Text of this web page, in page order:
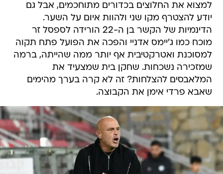
למצוא את החלוצים בכדורים מתוחכמים, אבל גם
יודע להצטרף מקו שני ולהוות איום על השער.
הדינמיות של הקשר בן ה-22 הורידה לספסל זר
מוכח כמו ג'יימס אדניי והפכה את הפועל פתח תקוה
למסוכנת ואטרקטיבית אף יותר ממה שהייתה, ברמה
שמזכירה נשכחות. שחקן בית שמצעיד את
המלאבסים להצלחות? זה לא קרה בערך מהימים
שאבא פרדי אימן את הקבוצה.